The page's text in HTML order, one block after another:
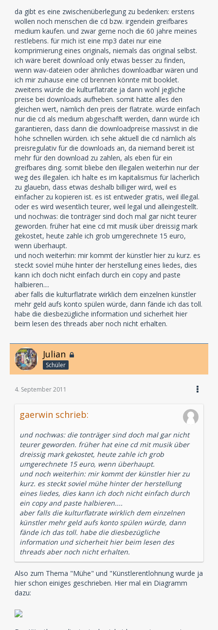
da gibt es eine zwischenüberlegung zu bedenken: erstens
wollen noch menschen die cd bzw. irgendein greifbares
medium kaufen. und zwar gerne noch die 60 jahre meines
restlebens. für mich ist eine mp3 datei nur eine
komprimierung eines originals, niemals das original selbst.
ich wäre bereit download only etwas besser zu finden,
wenn wav-dateien oder ähnliches downloadbar wären und
ich mir zuhause eine cd brennen könnte mit booklet.
zweitens würde die kulturflatrate ja dann wohl jegliche
preise bei downloads aufheben. somit hätte alles den
gleichen wert, nämlich den preis der flatrate. würde einfach
nur die cd als medium abgeschafft werden, dann würde ich
garantieren, dass dann die downloadpreise massivst in die
höhe schnellen würden. ich sehe aktuell die cd nämlich als
preisregulativ für die downloads an, da niemand bereit ist
mehr für den download zu zahlen, als eben für ein
greifbares ding. somit bliebe den illegalen weiterhin nur der
weg des illegalen. ich halte es im kapitalismus für lächerlich
zu glauebn, dass etwas deshalb billiger wird, weil es
einfacher zu kopieren ist. es ist entweder gratis, weil illegal.
oder es wird wesentlich teurer, weil legal und alleingestellt.
und nochwas: die tonträger sind doch mal gar nicht teurer
geworden. früher hat eine cd mit musik über dreissig mark
gekostet, heute zahle ich grob umgerechnete 15 euro,
wenn überhaupt.
und noch weiterhin: mir kommt der künstler hier zu kurz. es
steckt soviel mühe hinter der herstellung eines liedes, dies
kann ich doch nicht einfach durch ein copy and paste
halbieren....
aber falls die kulturflatrate wirklich dem einzelnen künstler
mehr geld aufs konto spülen würde, dann fände ich das toll.
habe die diesbezügliche information und sicherheit hier
beim lesen des threads aber noch nicht erhalten.
Julian
Schüler
4. September 2011
gaerwin schrieb:
und nochwas: die tonträger sind doch mal gar nicht
teurer geworden. früher hat eine cd mit musik über
dreissig mark gekostet, heute zahle ich grob
umgerechnete 15 euro, wenn überhaupt.
und noch weiterhin: mir kommt der künstler hier zu
kurz. es steckt soviel mühe hinter der herstellung
eines liedes, dies kann ich doch nicht einfach durch
ein copy and paste halbieren....
aber falls die kulturflatrate wirklich dem einzelnen
künstler mehr geld aufs konto spülen würde, dann
fände ich das toll. habe die diesbezügliche
information und sicherheit hier beim lesen des
threads aber noch nicht erhalten.
Also zum Thema "Mühe" und "Künstlerentlohnung wurde ja
hier schon einiges geschrieben. Hier mal ein Diagramm
dazu: